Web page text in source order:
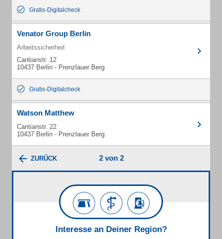
Gratis-Digitalcheck
Venator Group Berlin
Arbeitssicherheit
Cantianstr. 12
10437 Berlin - Prenzlauer Berg
Gratis-Digitalcheck
Watson Matthew
Cantianstr. 22
10437 Berlin - Prenzlauer Berg
ZURÜCK 2 von 2
Interesse an Deiner Region?